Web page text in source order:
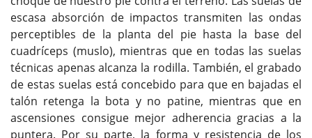
escasa absorción de impactos transmiten las ondas
perceptibles de la planta del pie hasta la base del
cuadríceps (muslo), mientras que en todas las suelas
técnicas apenas alcanza la rodilla. También, el grabado
de estas suelas está concebido para que en bajadas el
talón retenga la bota y no patine, mientras que en
ascensiones consigue mejor adherencia gracias a la
puntera. Por su parte, la forma y resistencia de los